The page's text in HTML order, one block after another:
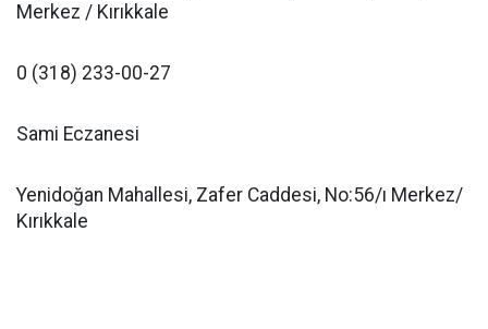
Merkez / Kırıkkale
0 (318) 233-00-27
Sami Eczanesi
Yenidoğan Mahallesi, Zafer Caddesi, No:56/ı Merkez/
Kırıkkale